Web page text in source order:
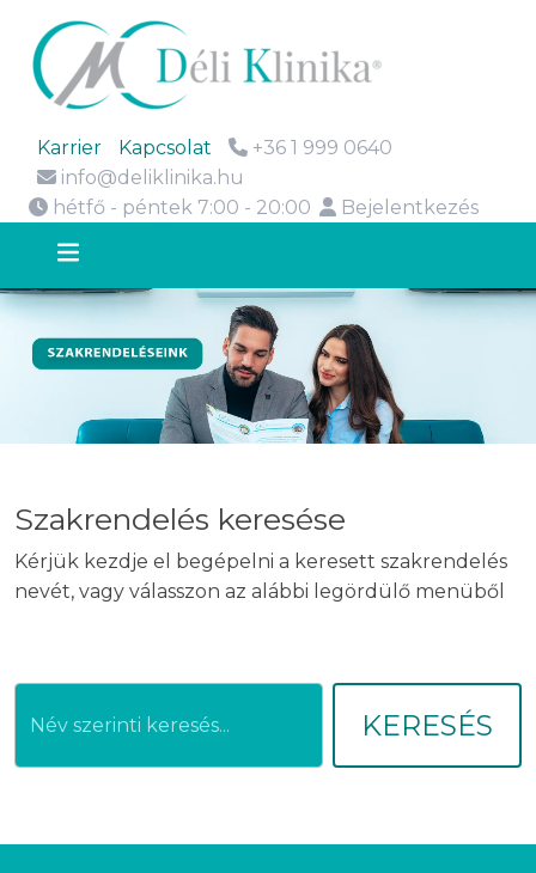
Karrier Kapcsolat
+36 1 999 0640
info@deliklinika.hu
hétfő - péntek 7:00 - 20:00
Bejelentkezés
Szakrendelés keresése
Kérjük kezdje el begépelni a keresett szakrendelés
nevét, vagy válasszon az alábbi legördülő menüből
KERESÉS